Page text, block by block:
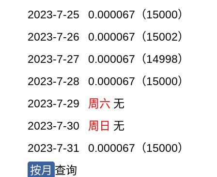
2023-7-25 0.000067（15000）
2023-7-26 0.000067（15002）
2023-7-27 0.000067（14998）
2023-7-28 0.000067（15000）
2023-7-29 周六 无
2023-7-30 周日 无
2023-7-31 0.000067（15000）
按月 查询